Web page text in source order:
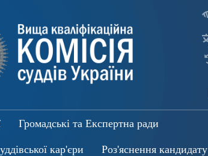
Громадські та Експертна ради
кар'єри Роз'яснення кандидату